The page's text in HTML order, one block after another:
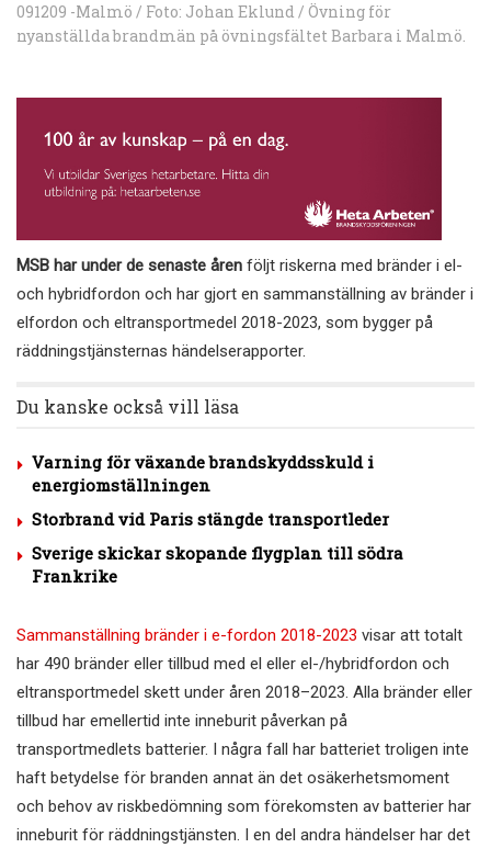
091209 -Malmö / Foto: Johan Eklund / Övning för
nyanställda brandmän på övningsfältet Barbara i Malmö.
MSB har under de senaste åren följt riskerna med bränder i el-
och hybridfordon och har gjort en sammanställning av bränder i
elfordon och eltransportmedel 2018-2023, som bygger på
räddningstjänsternas händelserapporter.
Du kanske också vill läsa
Varning för växande brandskyddsskuld i
energiomställningen
Storbrand vid Paris stängde transportleder
Sverige skickar skopande flygplan till södra
Frankrike
Sammanställning bränder i e-fordon 2018-2023 visar att totalt
har 490 bränder eller tillbud med el eller el-/hybridfordon och
eltransportmedel skett under åren 2018–2023. Alla bränder eller
tillbud har emellertid inte inneburit påverkan på
transportmedlets batterier. I några fall har batteriet troligen inte
haft betydelse för branden annat än det osäkerhetsmoment
och behov av riskbedömning som förekomsten av batterier har
inneburit för räddningstjänsten. I en del andra händelser har det